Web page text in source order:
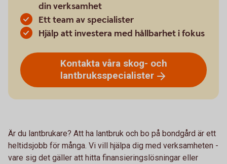
din verksamhet
Ett team av specialister
Hjälp att investera med hållbarhet i fokus
Kontakta våra skog- och
lantbruksspecialister
Är du lantbrukare? Att ha lantbruk och bo på bondgård är ett
heltidsjobb för många. Vi vill hjälpa dig med verksamheten -
vare sig det gäller att hitta finansieringslösningar eller